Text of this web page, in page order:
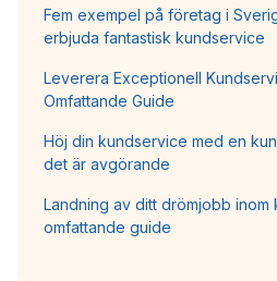
Fem exempel på företag i
erbjuda fantastisk kundservice
Leverera Exceptionell
Omfattande Guide
Höj din kundservice med en
det är avgörande
Landning av ditt drömjobb inom
omfattande guide